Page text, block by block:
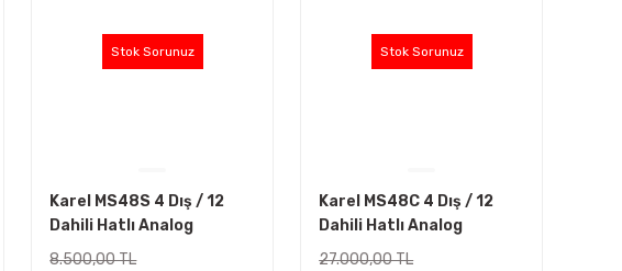
Stok Sorunuz
Karel MS48S 4 Dış / 12
Dahili Hatlı Analog
Telefon Santrali
8.500,00 TL
Stok Sorunuz
Karel MS48C 4 Dış / 12
Dahili Hatlı Analog
Telefon Santrali
27.000,00 TL